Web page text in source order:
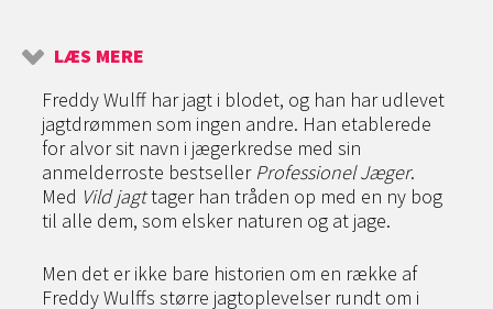
LÆS MERE
Freddy Wulff har jagt i blodet, og han har udlevet
jagtdrømmen som ingen andre. Han etablerede
for alvor sit navn i jægerkredse med sin
anmelderroste bestsellerProfessionel Jæger.
Med Vild jagttager han tråden op med en ny bog
til alle dem, som elsker naturen og at jage.
Men det er ikke bare historien om en række af
Freddy Wulffs større jagtoplevelser rundt om i